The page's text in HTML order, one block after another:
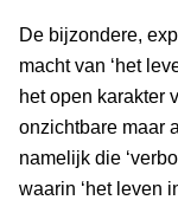
De bijzondere,
macht van ‘het
het open karakter
onzichtbare maar
namelijk die
waarin ‘het leven